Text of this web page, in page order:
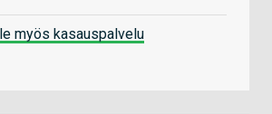
myös kasauspalvelu